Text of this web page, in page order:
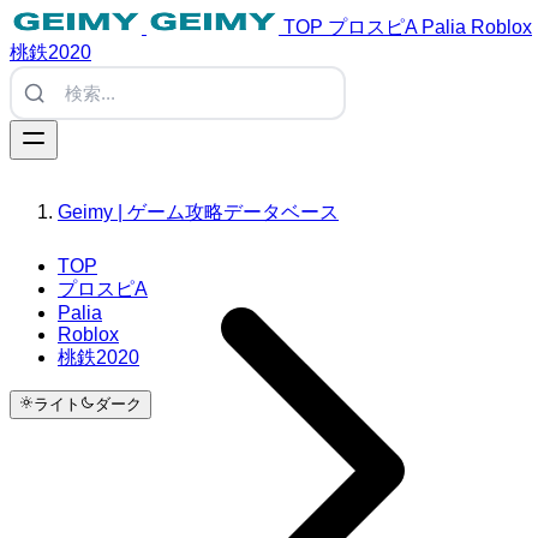
TOP プロスピA Palia Roblox
桃鉄2020
TOP
プロスピA
Palia
Roblox
桃鉄2020
ライト ダーク
Geimy | ゲーム攻略データベース